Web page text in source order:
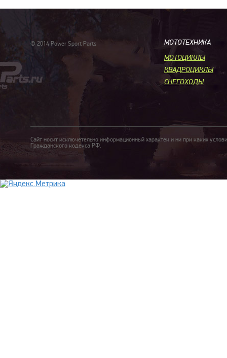
© 2014 Power Sport Parts
МОТОТЕХНИКА
МОТОЦИКЛЫ
КВАДРОЦИКЛЫ
СНЕГОХОДЫ
Сайт носит исключетельно информационный характек и ни при каких
Гражданского кодекса РФ.